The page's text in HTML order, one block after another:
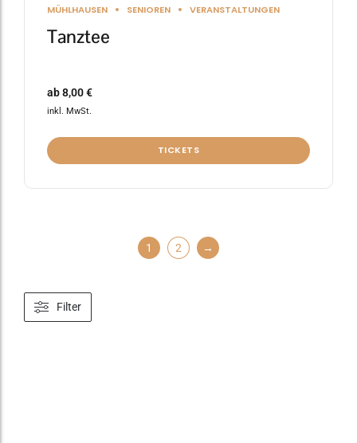
MÜHLHAUSEN SENIOREN VERANSTALTUNGEN
Tanztee
ab8,00€
inkl. MwSt.
TICKETS
1 2 →
Filter